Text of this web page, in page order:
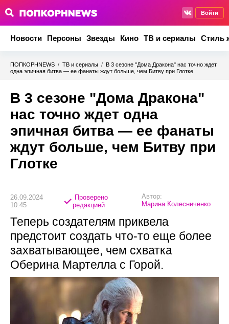
Войти
Новости Персоны Звезды Кино ТВ и сериалы Стиль
ПОПКОРНNEWS / ТВ и сериалы / В 3 сезоне "Дома Дракона" нас точно ждет
одна эпичная битва — ее фанаты ждут больше, чем Битву при Глотке
В 3 сезоне "Дома Дракона"
нас точно ждет одна
эпичная битва — ее фанаты
ждут больше, чем Битву при
Глотке
26.09.2024
10:45
Проверено
редакцией
Автор:
Марина Колесниченко
Теперь создателям приквела
предстоит создать что-то еще более
захватывающее, чем схватка
Оберина Мартелла с Горой.